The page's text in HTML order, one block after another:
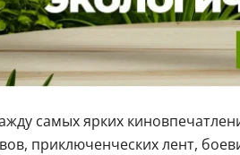
самых ярких
приключенческих лент,